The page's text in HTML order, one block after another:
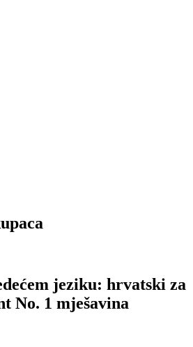
jeziku: hrvatski za
No. 1 mješavina